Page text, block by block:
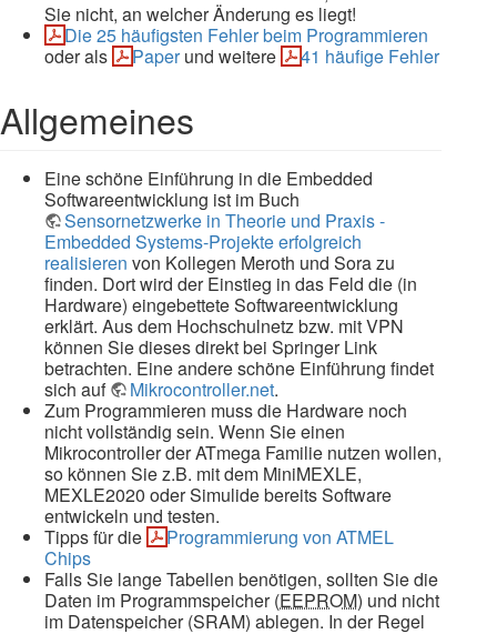
Sie nicht, an welcher Änderung es liegt!
Die 25 häufigsten Fehler beim Programmieren
oder als
Paperund weitere 41 häufige Fehler
Allgemeines
Eine schöne Einführung in die Embedded
Softwareentwicklung ist im Buch
Sensornetzwerke in Theorie und Praxis -
Embedded Systems-Projekte erfolgreich
realisieren von Kollegen Meroth und Sora zu
finden. Dort wird der Einstieg in das Feld die (in
Hardware) eingebettete Softwareentwicklung
erklärt. Aus dem Hochschulnetz bzw. mit VPN
können Sie dieses direkt bei Springer Link
betrachten. Eine andere schöne Einführung findet
sich auf
Mikrocontroller.net.
Zum Programmieren muss die Hardware noch
nicht vollständig sein. Wenn Sie einen
Mikrocontroller der ATmega Familie nutzen wollen,
so können Sie z.B. mit dem MiniMEXLE,
MEXLE2020 oder Simulide bereits Software
entwickeln und testen.
Tipps für die
Programmierung von ATMEL
Chips
Falls Sie lange Tabellen benötigen, sollten Sie die
Daten im Programmspeicher (EEPROM) und nicht
im Datenspeicher (SRAM) ablegen. In der Regel